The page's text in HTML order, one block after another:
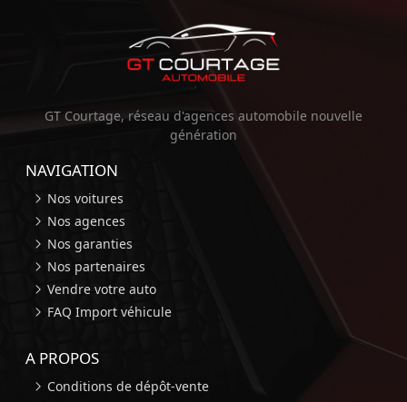
GT Courtage, réseau d'agences automobile nouvelle
génération
NAVIGATION
Nos voitures
Nos agences
Nos garanties
Nos partenaires
Vendre votre auto
FAQ Import véhicule
A PROPOS
Conditions de dépôt-vente